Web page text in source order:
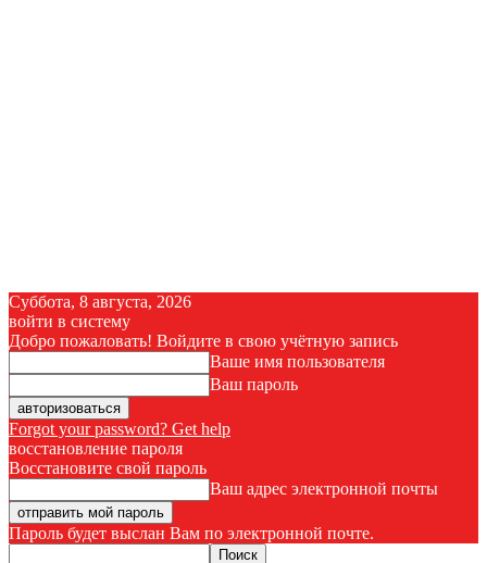
Суббота, 8 августа, 2026
войти в систему
Добро пожаловать! Войдите в свою учётную запись
Ваше имя пользователя
Ваш пароль
Forgot your password? Get help
восстановление пароля
Восстановите свой пароль
Ваш адрес электронной почты
Пароль будет выслан Вам по электронной почте.